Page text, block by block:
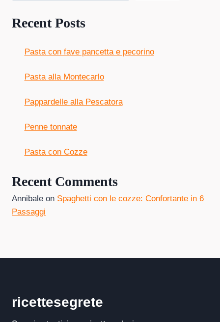
Recent Posts
Pasta con fave pancetta e pecorino
Pasta alla Montecarlo
Pappardelle alla Pescatora
Penne tonnate
Pasta con Cozze
Recent Comments
Annibale on Spaghetti con le cozze: Confortante in 6
Passaggi
ricettesegrete